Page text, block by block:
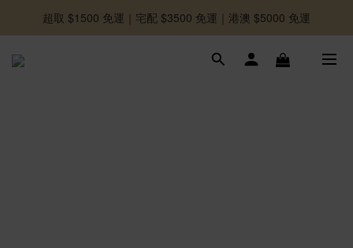
-好友募集中-加入官方LINE好友獲取優惠券
超取 $1500 免運｜宅配 $3500 免運｜港澳 $5000 免運
-好友募集中-加入官方LINE好友獲取優惠券